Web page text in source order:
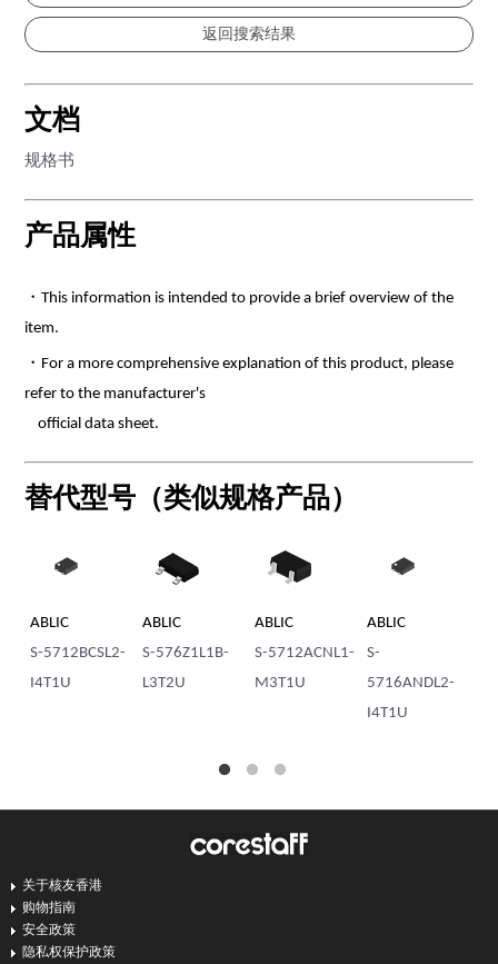
文档
规格书
产品属性
・This information is intended to provide a brief overview of the
item.
・For a more comprehensive explanation of this product, please
refer to the manufacturer's
official data sheet.
替代型号（类似规格产品）
ABLIC
S-5712BCSL2-
I4T1U
ABLIC
S-576Z1L1B-
L3T2U
ABLIC
S-5712ACNL1-
M3T1U
ABLIC
S-
5716ANDL2-
I4T1U
关于核友香港
购物指南
安全政策
隐私权保护政策